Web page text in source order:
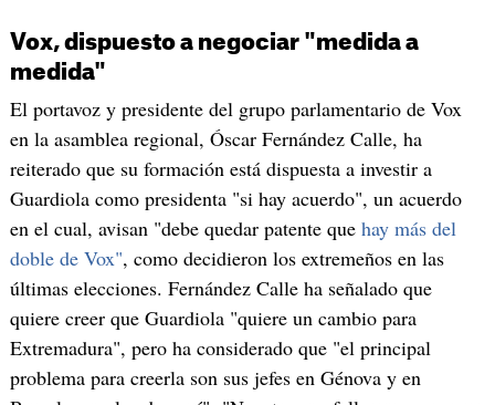
Vox, dispuesto a negociar "medida a
medida"
El portavoz y presidente del grupo parlamentario de Vox
en la asamblea regional, Óscar Fernández Calle, ha
reiterado que su formación está dispuesta a investir a
Guardiola como presidenta "si hay acuerdo", un acuerdo
en el cual, avisan "debe quedar patente que hay más del
doble de Vox", como decidieron los extremeños en las
últimas elecciones. Fernández Calle ha señalado que
quiere creer que Guardiola "quiere un cambio para
Extremadura", pero ha considerado que "el principal
problema para creerla son sus jefes en Génova y en